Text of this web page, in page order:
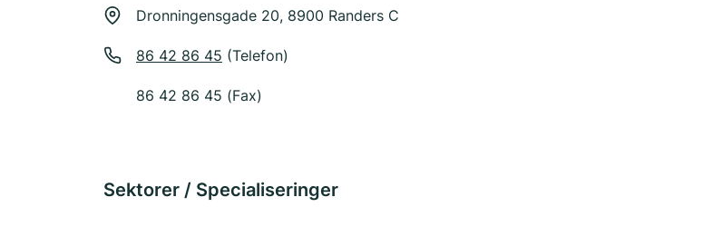
Dronningensgade 20, 8900 Randers C
86 42 86 45 (Telefon)
86 42 86 45 (Fax)
Sektorer / Specialiseringer